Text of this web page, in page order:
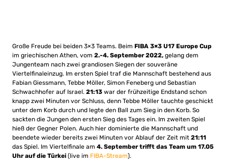
Große Freude bei beiden 3×3 Teams. Beim FIBA 3×3 U17 Europe Cup
im griechischen Athen, vom 2.-4. September 2022, gelang dem
Jungenteam nach zwei grandiosen Siegen der souveräne
Viertelfinaleinzug. Im ersten Spiel traf die Mannschaft bestehend aus
Fabian Giessmann, Tebbe Möller, Simon Feneberg und Sebastian
Schwachhofer auf Israel. 21:13 war der frühzeitige Endstand schon
knapp zwei Minuten vor Schluss, denn Tebbe Möller tauchte geschickt
unter dem Korb durch und legte den Ball zum Sieg in den Korb. So
sackten die Jungen den ersten Sieg des Tages ein. Im zweiten Spiel
hieß der Gegner Polen. Auch hier dominierte die Mannschaft und
beendete wieder bereits zwei Minuten vor Ablauf der Zeit mit 21:11
das Spiel. Im Viertelfinale am 4. September trifft das Team um 17.05
Uhr auf die Türkei (live im FIBA-Stream).